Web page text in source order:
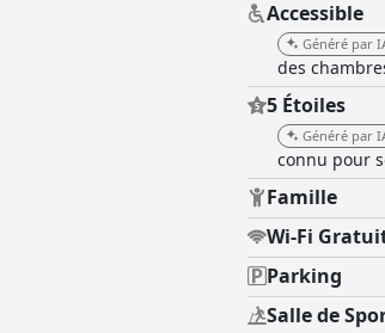
exceptionnel
Accessible
Généré par
des
5 Étoiles
Généré par
connu pour
Famille
Wi-Fi
Parking
Salle de